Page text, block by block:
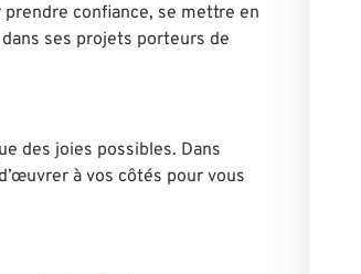
prendre confiance, se mettre en
ses projets porteurs de
des joies possibles. Dans
à vos côtés pour vous